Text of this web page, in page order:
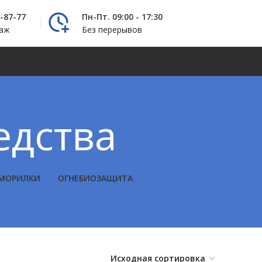
87-77
Пн-Пт. 09:00 - 17:30
Без перерывов
ОГНЕБИОЗАЩИТА